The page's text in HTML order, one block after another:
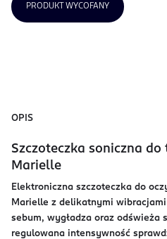
PRODUKT WYCOFANY
OPIS
Szczoteczka soniczna do
Marielle
Elektroniczna szczoteczka do
Marielle z delikatnymi
sebum, wygładza oraz odświeża
regulowana intensywność